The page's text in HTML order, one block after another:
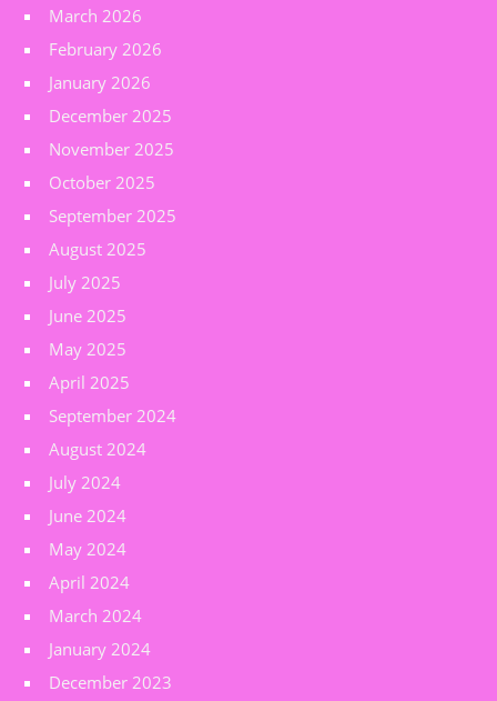
March 2026
February 2026
January 2026
December 2025
November 2025
October 2025
September 2025
August 2025
July 2025
June 2025
May 2025
April 2025
September 2024
August 2024
July 2024
June 2024
May 2024
April 2024
March 2024
January 2024
December 2023